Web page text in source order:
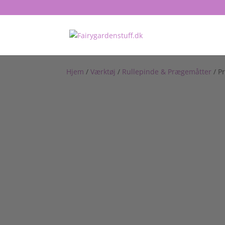
Hjem / Værktøj / Rullepinde & Prægemåtter /